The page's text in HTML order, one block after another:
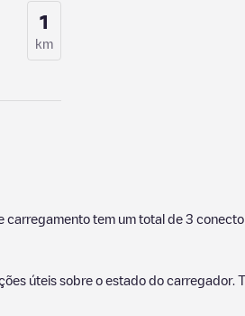
1
km
carregamento tem um total de 3
úteis sobre o estado do carregador.